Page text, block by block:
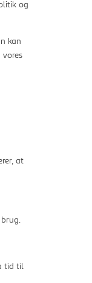
og
kan
at
tid til